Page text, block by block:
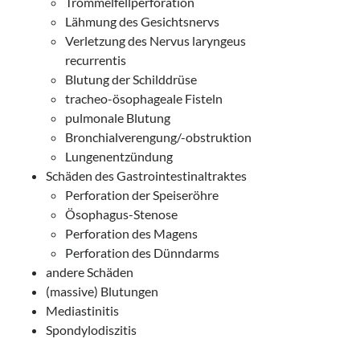
Lähmung des Gesichtsnervs
Verletzung des Nervus laryngeus
recurrentis
Blutung der Schilddrüse
tracheo-ösophageale Fisteln
pulmonale Blutung
Bronchialverengung/-obstruktion
Lungenentzündung
Schäden des Gastrointestinaltraktes
Perforation der Speiseröhre
Ösophagus-Stenose
Perforation des Magens
Perforation des Dünndarms
andere Schäden
(massive) Blutungen
Mediastinitis
Spondylodiszitis